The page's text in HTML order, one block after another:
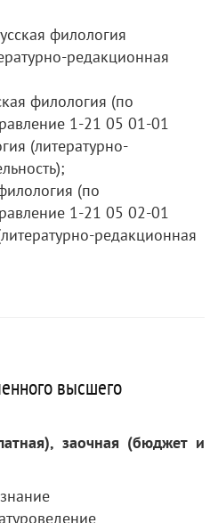
филология
редакционная
филология (по
1-21 05 01-01
(литературно-
(по
1-21 05 02-01
редакционная
высшего
заочная (бюджет и